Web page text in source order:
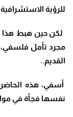
للرؤية الاستشرافية
لكن حين هبط هذا
مجرد تأمل
القديم..
أسفي، هذه
نفسها فجأة في